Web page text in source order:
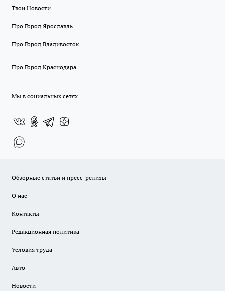
Твои Новости
Про Город Ярославль
Про Город Владивосток
Про Город Краснодара
Мы в социальных сетях
Обзорные статьи и пресс-релизы
О нас
Контакты
Редакционная политика
Условия труда
Авто
Новости